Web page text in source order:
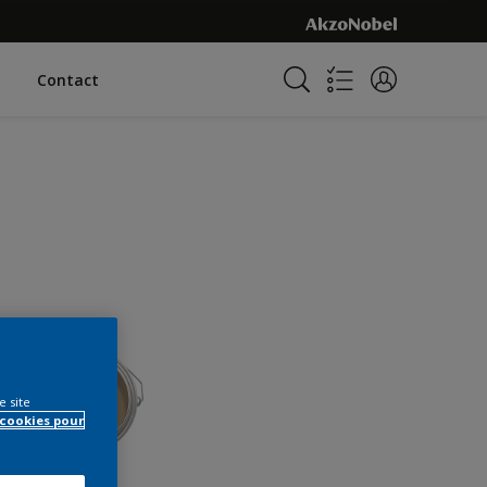
Contact
site
pour